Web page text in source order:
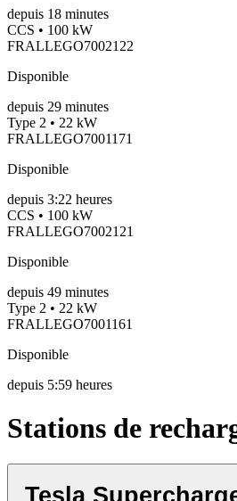
depuis 18 minutes
CCS • 100 kW
FRALLEGO7002122
Disponible
depuis 29 minutes
Type 2 • 22 kW
FRALLEGO7001171
Disponible
depuis 3:22 heures
CCS • 100 kW
FRALLEGO7002121
Disponible
depuis 49 minutes
Type 2 • 22 kW
FRALLEGO7001161
Disponible
depuis 5:59 heures
Stations de